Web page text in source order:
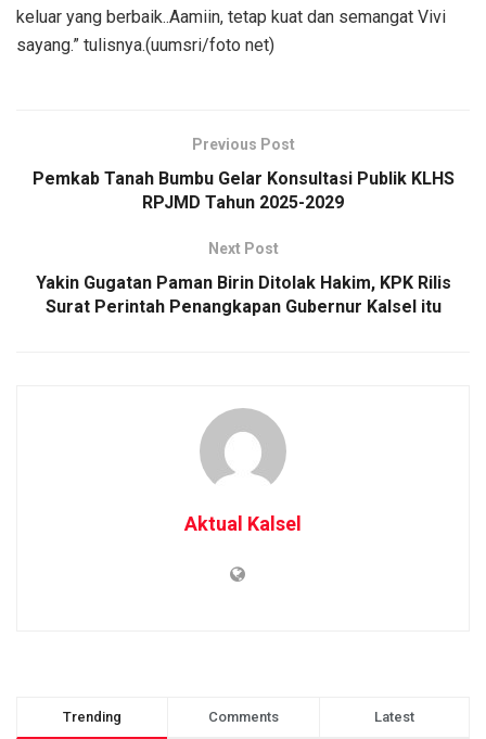
keluar yang berbaik..Aamiin, tetap kuat dan semangat Vivi
sayang.” tulisnya.(uumsri/foto net)
Previous Post
Pemkab Tanah Bumbu Gelar Konsultasi Publik KLHS
RPJMD Tahun 2025-2029
Next Post
Yakin Gugatan Paman Birin Ditolak Hakim, KPK Rilis
Surat Perintah Penangkapan Gubernur Kalsel itu
Aktual Kalsel
Trending Comments Latest